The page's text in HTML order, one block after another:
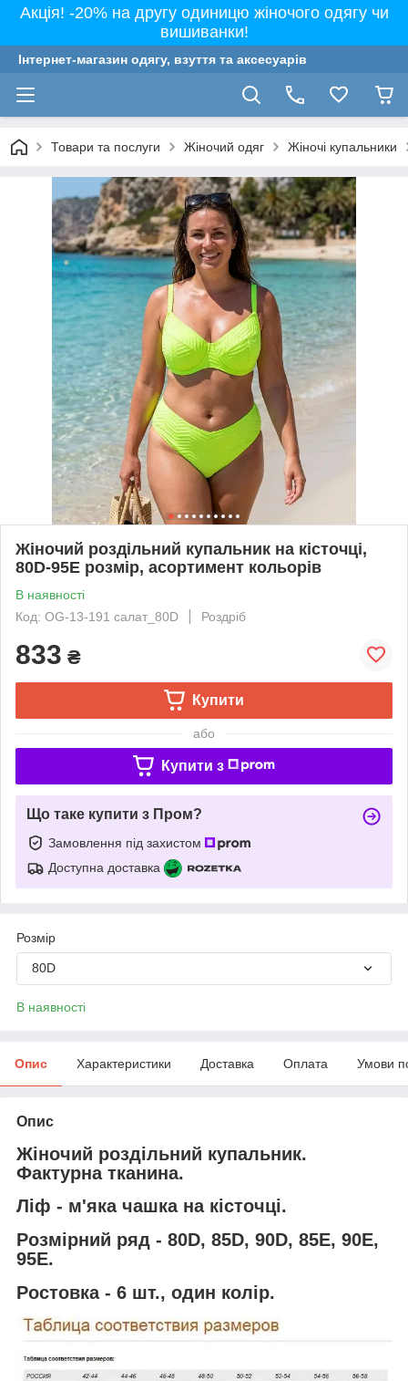
Акція! -20% на другу одиницю жіночого одягу чи
вишиванки!
Інтернет-магазин одягу, взуття та аксесуарів
Товари та послуги Жіночий одяг Жіночі купальники
Жіночий роздільний купальник на кісточці,
80D-95E розмір, асортимент кольорів
В наявності
Код: OG-13-191 салат_80D
Роздріб
833 ₴
Купити
або
Купити з
Що таке купити з Пром?
Замовлення під захистом
Доступна доставка
Розмір
80D
В наявності
Опис Характеристики Доставка Оплата Умови
Опис
Жіночий роздільний купальник.
Фактурна тканина.
Ліф - м'яка чашка на кісточці.
Розмірний ряд - 80D, 85D, 90D, 85E, 90E,
95E.
Ростовка - 6 шт., один колір.